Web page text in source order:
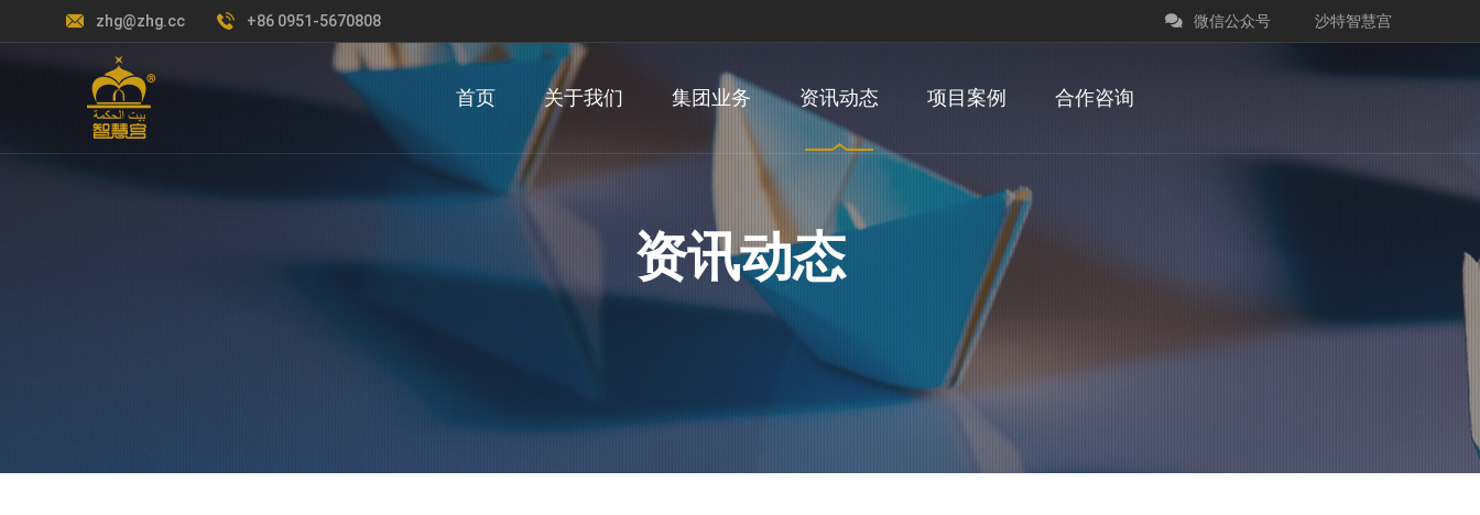
zhg@zhg.cc +86 0951-5670808 沙特智慧宫
微信公众号
首页 关于我们 集团业务 资讯动态 项目案例 合作咨询
资讯动态